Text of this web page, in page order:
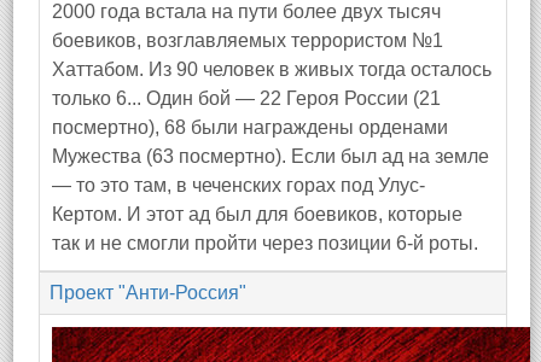
2000 года встала на пути более двух тысяч
боевиков, возглавляемых террористом №1
Хаттабом. Из 90 человек в живых тогда осталось
только 6... Один бой — 22 Героя России (21
посмертно), 68 были награждены орденами
Мужества (63 посмертно). Если был ад на земле
— то это там, в чеченских горах под Улус-
Кертом. И этот ад был для боевиков, которые
так и не смогли пройти через позиции 6-й роты.
Проект "Анти-Россия"